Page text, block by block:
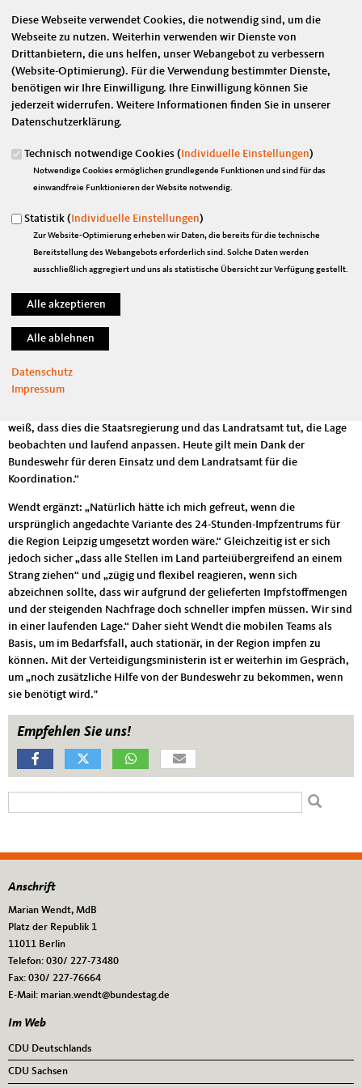
Christiane Schenderlein und Marian Wendt dankbar für Unterstützung
der Bundeswehr
hat die Bundeswehr stattgegeben. Am 1. und 2. Mai wird die
Bundeswehr am Standort Delitzsch impfen und anschließend mit zwei
mobilen Impfteams in Nordsachsen im Einsatz sein.
Die nordsächsischen Abgeordneten Christiane Schenderlein und
Marian Wendt (beide CDU) danken der Bundeswehr für die schnelle
Unterstützung und Landrat Kai Emanuel sowie dem Freistaat Sachsen
und dem DRK Sachsen für die zügige Umsetzung.
Schenderlein: „Die Mischung aus stationären und mobilem Impfen ist
eine für Nordsachsen sinnvolle Variante. Nach wie vor sehe ich aktuell
den Bedarf von Impfzentren zusätzlich zu den mobilen Teams, den
impfenden Haus- und bald auch Fachärzten. Kein Impfstoff darf lange
genügend Impfmöglichkeiten gibt.“ Diese Gefahr sieht sie „in wenigen
Wochen, wenn mehr Impfstoffe Nordsachsen erreichen, als die Ärzte
weiß, dass dies die Staatsregierung und das Landratsamt tut, die Lage
beobachten und laufend anpassen. Heute gilt mein Dank der
Bundeswehr für deren Einsatz und dem Landratsamt für die
Koordination.“
Wendt ergänzt: „Natürlich hätte ich mich gefreut, wenn die
ursprünglich angedachte Variante des 24-Stunden-Impfzentrums für
die Region Leipzig umgesetzt worden wäre.“ Gleichzeitig ist er sich
jedoch sicher „dass alle Stellen im Land parteiübergreifend an einem
Strang ziehen“ und „zügig und flexibel reagieren, wenn sich
abzeichnen sollte, dass wir aufgrund der gelieferten Impfstoffmengen
und der steigenden Nachfrage doch schneller impfen müssen. Wir sind
in einer laufenden Lage.“ Daher sieht Wendt die mobilen Teams als
Basis, um im Bedarfsfall, auch stationär, in der Region impfen zu
können. Mit der Verteidigungsministerin ist er weiterhin im Gespräch,
um „noch zusätzliche Hilfe von der Bundeswehr zu bekommen, wenn
sie benötigt wird."
Empfehlen Sie uns!
Fußbereich
Anschrift
Marian Wendt, MdB
Platz der Republik 1
11011 Berlin
Telefon: 030/ 227-73480
Fax: 030/ 227-76664
E-Mail: marian.wendt@bundestag.de
Im Web
CDU Deutschlands
CDU Sachsen
Diese Webseite verwendet Cookies, die notwendig sind, um die
Webseite zu nutzen. Weiterhin verwenden wir Dienste von
Drittanbietern, die uns helfen, unser Webangebot zu verbessern
(Website-Optimierung). Für die Verwendung bestimmter Dienste,
benötigen wir Ihre Einwilligung. Ihre Einwilligung können Sie
jederzeit widerrufen. Weitere Informationen finden Sie in unserer
Datenschutzerklärung.
Technisch notwendige Cookies (Individuelle Einstellungen)
Notwendige Cookies ermöglichen grundlegende Funktionen und sind für das
einwandfreie Funktionieren der Website notwendig.
Statistik ( Individuelle Einstellungen)
Zur Website-Optimierung erheben wir Daten, die bereits für die technische
Bereitstellung des Webangebots erforderlich sind. Solche Daten werden
ausschließlich aggregiert und uns als statistische Übersicht zur Verfügung gestellt.
Datenschutz
Impressum